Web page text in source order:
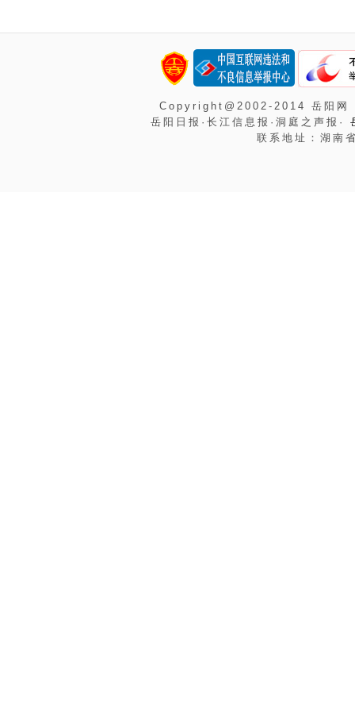
Copyright@2002-2014 岳阳
岳阳日报·长江信息报·洞庭之声报·
联系地址：湖南